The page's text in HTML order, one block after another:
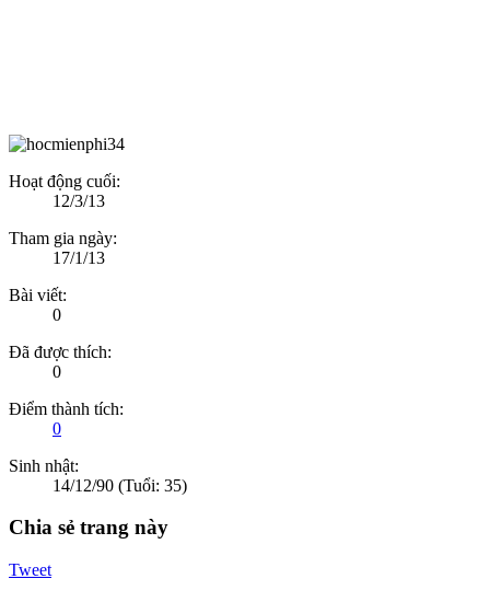
Hoạt động cuối:
12/3/13
Tham gia ngày:
17/1/13
Bài viết:
0
Đã được thích:
0
Điểm thành tích:
0
Sinh nhật:
14/12/90 (Tuổi: 35)
Chia sẻ trang này
Tweet